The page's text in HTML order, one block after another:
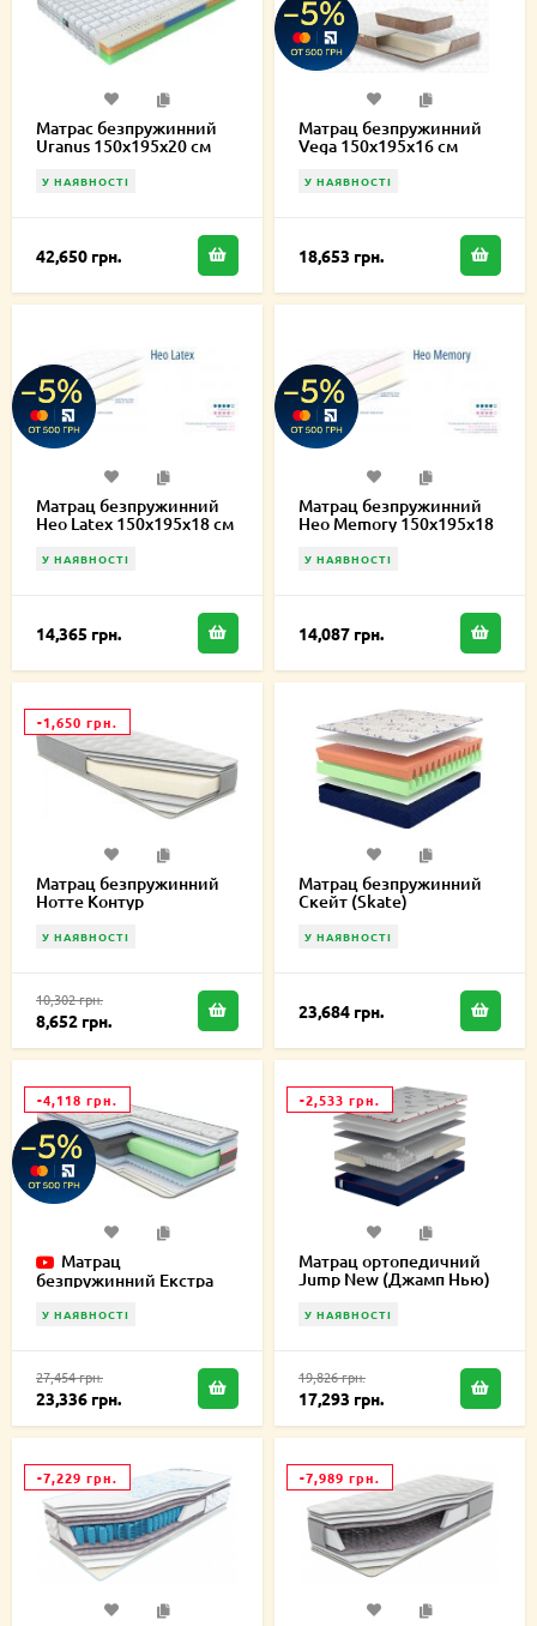
Матрас безпружинний
Uranus 150х195х20 см
У НАЯВНОСТІ
42,650 грн.
Матрац безпружинний
Vega 150х195х16 см
У НАЯВНОСТІ
18,653 грн.
Матрац безпружинний
Нео Latex 150х195х18 см
У НАЯВНОСТІ
14,365 грн.
Матрац безпружинний
Нео Memory 150х195х18
У НАЯВНОСТІ
14,087 грн.
-1,650 грн.
Матрац безпружинний
Нотте Контур
У НАЯВНОСТІ
10,302 грн.
8,652 грн.
Матрац безпружинний
Скейт (Skate)
У НАЯВНОСТІ
23,684 грн.
-4,118 грн.
Матрац
безпружинний Екстра
У НАЯВНОСТІ
27,454 грн.
23,336 грн.
-2,533 грн.
Матрац ортопедичний
Jump New (Джамп Нью)
У НАЯВНОСТІ
19,826 грн.
17,293 грн.
-7,229 грн. -7,989 грн.